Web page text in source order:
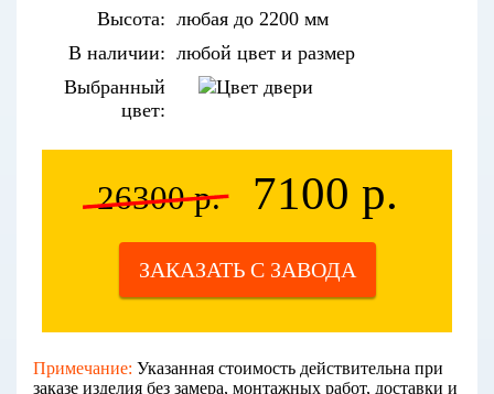
Высота: любая до 2200 мм
В наличии: любой цвет и размер
Выбранный
цвет:
26300 р. 7100 р.
ЗАКАЗАТЬ С ЗАВОДА
Примечание: Указанная стоимость действительна при
заказе изделия без замера, монтажных работ, доставки и